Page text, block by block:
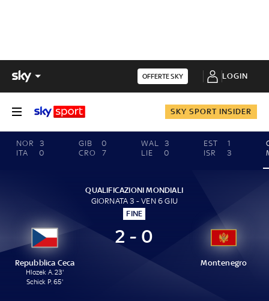
OFFERTE SKY LOGIN
SKY SPORT INSIDER
NOR
3
ITA
0
GIB
0
CRO
7
WAL
3
LIE
0
EST
1
ISR
3
QUALIFICAZIONI MONDIALI
GIORNATA 3 - VEN 6 GIU
FINE
Repubblica Ceca
Hlozek A. 23'
Schick P. 65'
2 - 0
Montenegro